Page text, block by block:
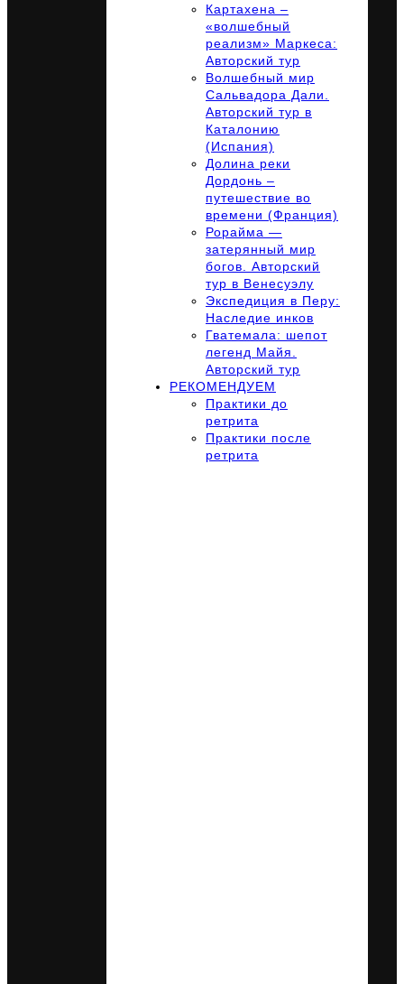
Картахена –
«волшебный
реализм» Маркеса:
Авторский тур
Волшебный мир
Сальвадора Дали.
Авторский тур в
Каталонию
(Испания)
Долина реки
Дордонь –
путешествие во
времени (Франция)
Рорайма —
затерянный мир
богов. Авторский
тур в Венесуэлу
Экспедиция в Перу:
Наследие инков
Гватемала: шепот
легенд Майя.
Авторский тур
РЕКОМЕНДУЕМ
Практики до
ретрита
Практики после
ретрита